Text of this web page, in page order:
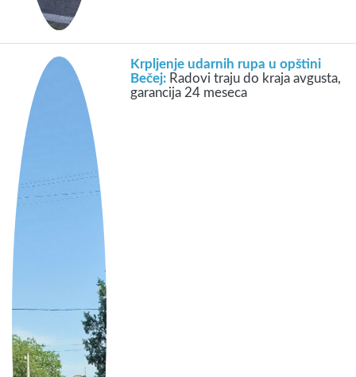
Krpljenje udarnih rupa u opštini
Bečej: Radovi traju do kraja avgusta,
garancija 24 meseca